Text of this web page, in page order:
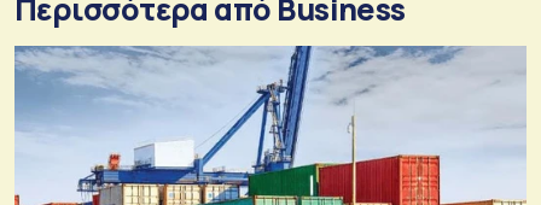
Περισσότερα από Business